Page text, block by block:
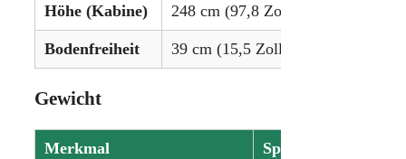
Höhe (Kabine) 248 cm (97,8 Zoll)
Bodenfreiheit 39 cm (15,5 Zoll)
Gewicht
Merkmal Spezifikation